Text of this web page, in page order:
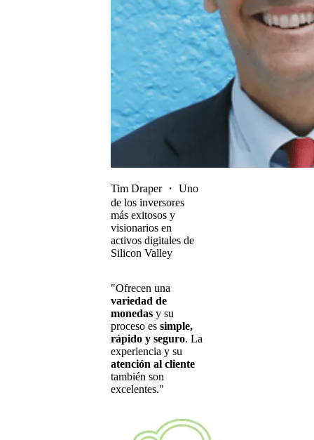
Tim Draper・ Uno
de los inversores
más exitosos y
visionarios en
activos digitales de
Silicon Valley
"Ofrecen una
variedad de
monedas y su
proceso es simple,
rápido y seguro. La
experiencia y su
atención al cliente
también son
excelentes."